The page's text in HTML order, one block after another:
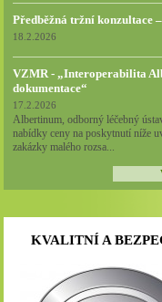
Předběžná tržní konzultace
18.2.2026
VZMR - „Interoperabilita
dokumentace“
17.2.2026
Albertinum, odborný léčebný
nabídky ceny na poskytnutí níže
zakázky malého rozsa...
KVALITNÍ A